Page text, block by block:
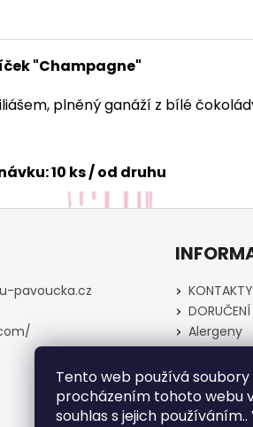
Tento web používá
procházením tohoto webu
souhlas s jejich
"Champagne"
plněný ganáží z bílé
10 ks / od druhu
pavoucka.cz
KONTAKTY
Alergeny
Podmínky
Napište